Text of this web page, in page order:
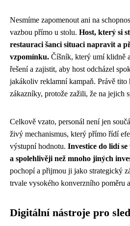
Nesmíme zapomenout ani na
vazbou přímo u stolu. Host, který si
restauraci šanci situaci napravit a
vzpomínku. Číšník, který umí klidně
řešení a zajistit, aby host odcházel
jakákoliv reklamní kampaň. Právě tito
zákazníky, protože zažili, že na jejich
Celkově vzato, personál není jen
živý mechanismus, který přímo řídí
výstupní hodnotu. Investice do lidí
a spolehlivěji než mnoho jiných
pochopí a přijmou ji jako strategický
trvale vysokého konverzního poměru
Digitální nástroje pro